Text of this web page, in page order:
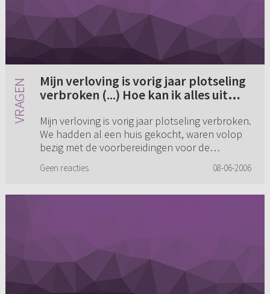
Mijn verloving is vorig jaar plotseling
verbroken (...) Hoe kan ik alles uit
voor mijn eigen toekomst?
Mijn verloving is vorig jaar plotseling verbroken.
We hadden al een huis gekocht, waren volop
bezig met de voorbereidingen voor de
moeilijk voor mij. Ik had ...
Geen reacties 08-06-2006